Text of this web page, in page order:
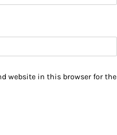
website in this browser for the